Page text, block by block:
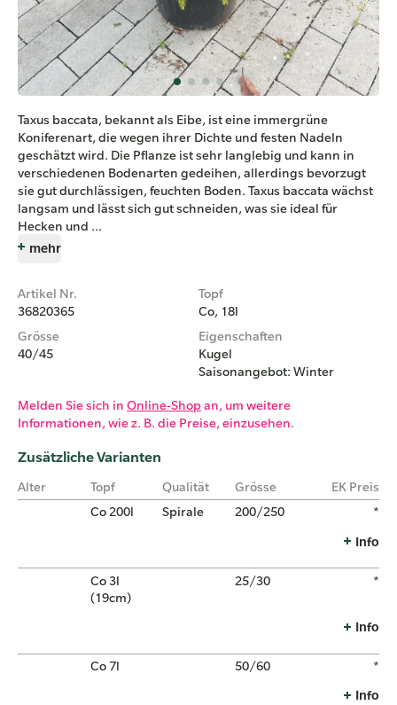
Taxus baccata, bekannt als Eibe, ist eine immergrüne
Koniferenart, die wegen ihrer Dichte und festen Nadeln
geschätzt wird. Die Pflanze ist sehr langlebig und kann in
verschiedenen Bodenarten gedeihen, allerdings bevorzugt
sie gut durchlässigen, feuchten Boden. Taxus baccata wächst
langsam und lässt sich gut schneiden, was sie ideal für
Hecken und ...
mehr
Artikel Nr.
36820365
Topf
Co, 18l
Grösse
40/45
Eigenschaften
Kugel
Saisonangebot: Winter
Melden Sie sich in Online-Shopan, um weitere
Informationen, wie z. B. die Preise, einzusehen.
Zusätzliche Varianten
Alter Topf Qualität Grösse
EK Preis
Co 200l
Spirale 200/250 *
Info
Co 3l
(19cm)
25/30 *
Info
Co 7l 50/60 *
Info